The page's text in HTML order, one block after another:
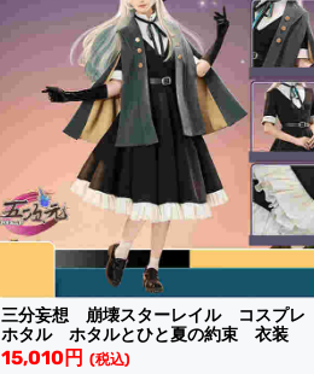
三分妄想 崩壊スターレイル コスプレ
ホタル ホタルとひと夏の約束 衣装
15,010円 (税込)